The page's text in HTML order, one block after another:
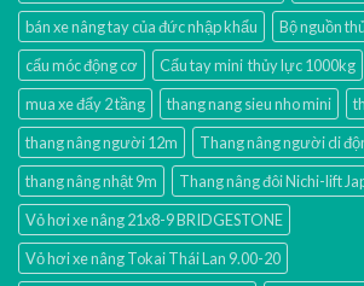
bán xe nâng tay của đức nhập khẩu
Bộ nguồn
cẩu móc động cơ
Cẩu tay mini thủy lực 1000kg
mua xe đẩy 2 tầng
thang nang sieu nho mini
thang nâng người 12m
Thang nâng người di
thang nâng nhật 9m
Thang nâng đôi Nichi-lift
Vỏ hơi xe nâng 21x8-9 BRIDGESTONE
Vỏ hơi xe nâng Tokai Thái Lan 9.00-20